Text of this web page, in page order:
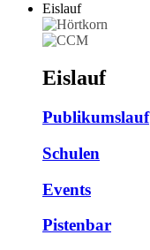
Eislauf
Eislauf
Publikumslauf
Schulen
Events
Pistenbar